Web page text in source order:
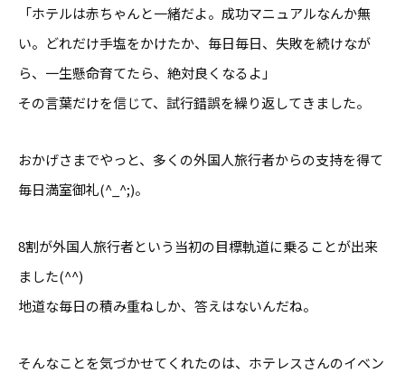
「ホテルは赤ちゃんと一緒だよ。成功マニュアルなんか無
い。どれだけ手塩をかけたか、毎日毎日、失敗を続けなが
ら、一生懸命育てたら、絶対良くなるよ」
その言葉だけを信じて、試行錯誤を繰り返してきました。
おかげさまでやっと、多くの外国人旅行者からの支持を得て
毎日満室御礼(^_^;)。
8割が外国人旅行者という当初の目標軌道に乗ることが出来
ました(^^)
地道な毎日の積み重ねしか、答えはないんだね。
そんなことを気づかせてくれたのは、ホテレスさんのイベン